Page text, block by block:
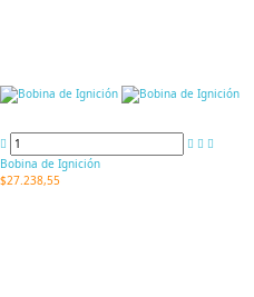
Bobina de Ignición
$27.238,55